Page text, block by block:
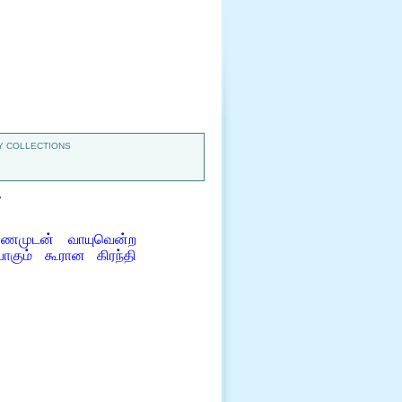
COLLECTIONS
வாயுவென்ற
கூரான கிரந்தி